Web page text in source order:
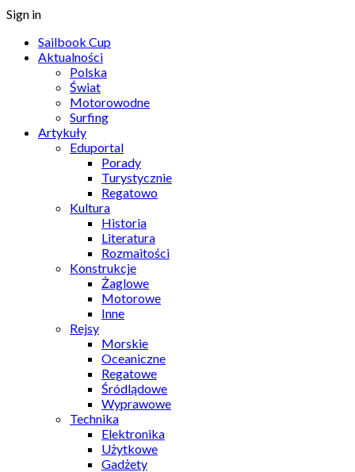
Sign in
Sailbook Cup
Aktualności
Polska
Świat
Motorowodne
Surfing
Artykuły
Eduportal
Porady
Turystycznie
Regatowo
Kultura
Historia
Literatura
Rozmaitości
Konstrukcje
Żaglowe
Motorowe
Inne
Rejsy
Morskie
Oceaniczne
Regatowe
Śródlądowe
Wyprawowe
Technika
Elektronika
Użytkowe
Gadżety